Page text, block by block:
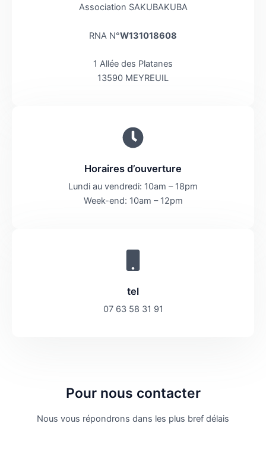
Association SAKUBAKUBA
RNA N°W131018608
1 Allée des Platanes
13590 MEYREUIL
Horaires d’ouverture
Lundi au vendredi: 10am – 18pm
Week-end: 10am – 12pm
tel
07 63 58 31 91
Pour nous contacter
Nous vous répondrons dans les plus bref délais